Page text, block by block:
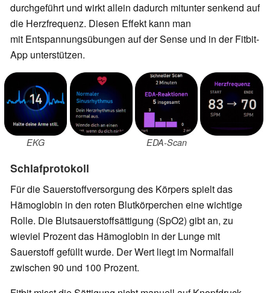
durchgeführt und wirkt allein dadurch mitunter senkend auf
die Herzfrequenz. Diesen Effekt kann man
mit Entspannungsübungen auf der Sense und in der Fitbit-
App unterstützen.
EKG EDA-Scan
Schlafprotokoll
Für die Sauerstoffversorgung des Körpers spielt das
Hämoglobin in den roten Blutkörperchen eine wichtige
Rolle. Die Blutsauerstoffsättigung (SpO2) gibt an, zu
wieviel Prozent das Hämoglobin in der Lunge mit
Sauerstoff gefüllt wurde. Der Wert liegt im Normalfall
zwischen 90 und 100 Prozent.